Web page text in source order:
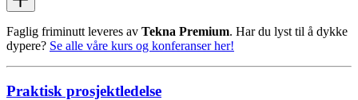
Faglig friminutt leveres av Tekna Premium. Har du lyst til å dykke
dypere? Se alle våre kurs og konferanser her!
Praktisk prosjektledelse